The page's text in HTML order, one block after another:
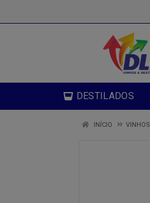
DESTILADOS
INÍCIO VINHOS